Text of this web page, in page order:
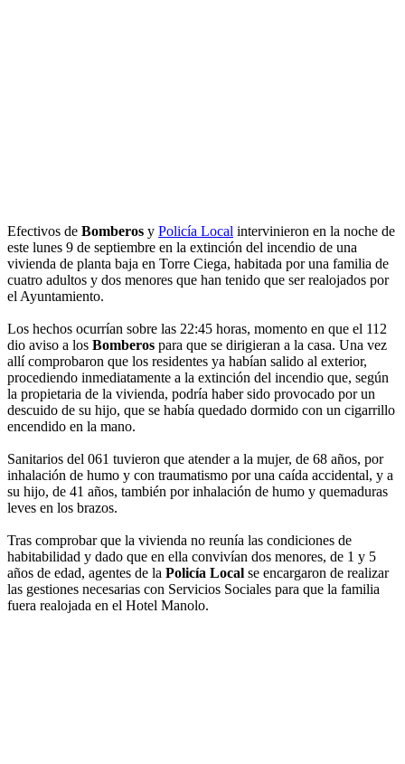
Efectivos de Bomberos y Policía Local intervinieron en la noche de
este lunes 9 de septiembre en la extinción del incendio de una
vivienda de planta baja en Torre Ciega, habitada por una familia de
cuatro adultos y dos menores que han tenido que ser realojados por
el Ayuntamiento.
Los hechos ocurrían sobre las 22:45 horas, momento en que el 112
dio aviso a los Bomberos para que se dirigieran a la casa. Una vez
allí comprobaron que los residentes ya habían salido al exterior,
procediendo inmediatamente a la extinción del incendio que, según
la propietaria de la vivienda, podría haber sido provocado por un
descuido de su hijo, que se había quedado dormido con un cigarrillo
encendido en la mano.
Sanitarios del 061 tuvieron que atender a la mujer, de 68 años, por
inhalación de humo y con traumatismo por una caída accidental, y a
su hijo, de 41 años, también por inhalación de humo y quemaduras
leves en los brazos.
Tras comprobar que la vivienda no reunía las condiciones de
habitabilidad y dado que en ella convivían dos menores, de 1 y 5
años de edad, agentes de la Policía Local se encargaron de realizar
las gestiones necesarias con Servicios Sociales para que la familia
fuera realojada en el Hotel Manolo.